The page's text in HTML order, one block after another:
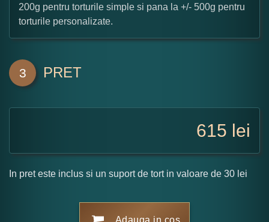
200g pentru torturile simple si pana la +/- 500g pentru
torturile personalizate.
3 PRET
615 lei
In pret este inclus si un suport de tort in valoare de 30 lei
Adauga in cos